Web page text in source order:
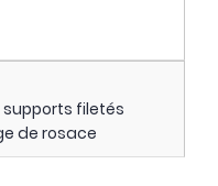
supports filetés
de rosace